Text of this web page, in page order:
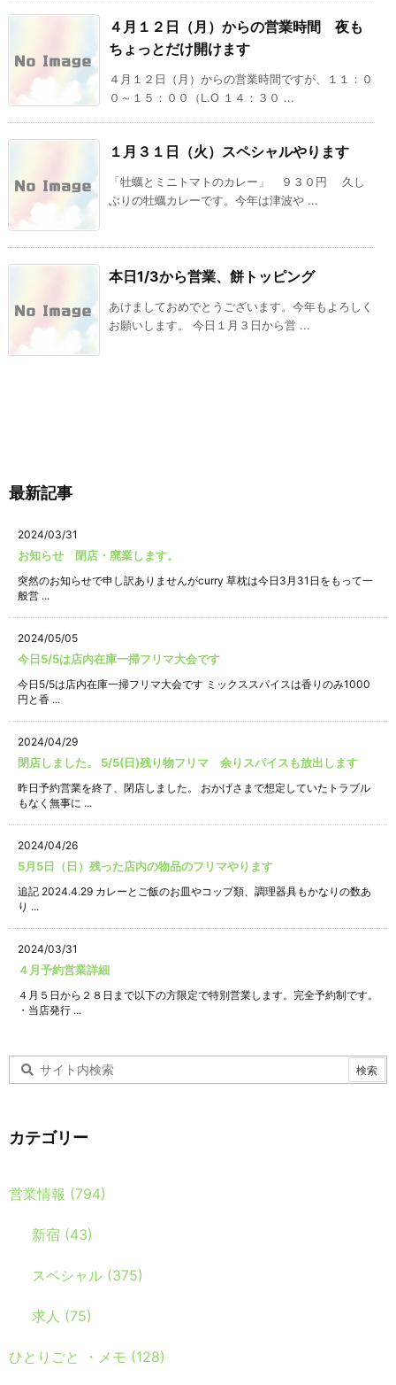
４月１２日（月）からの営業時間 夜も
ちょっとだけ開けます
４月１２日（月）からの営業時間ですが、１１：０
０～１５：００（L.O １４：３０ ...
１月３１日（火）スペシャルやります
「牡蠣とミニトマトのカレー」 ９３０円 久し
ぶりの牡蠣カレーです。今年は津波や ...
本日1/3から営業、餅トッピング
あけましておめでとうございます。今年もよろしく
お願いします。 今日１月３日から営 ...
最新記事
2024/03/31
お知らせ 閉店・廃業します。
突然のお知らせで申し訳ありませんがcurry 草枕は今日3月31日をもって一
般営 ...
2024/05/05
今日5/5は店内在庫一掃フリマ大会です
今日5/5は店内在庫一掃フリマ大会です ミックススパイスは香りのみ1000
円と香 ...
2024/04/29
閉店しました。 5/5(日)残り物フリマ 余りスパイスも放出します
昨日予約営業を終了、閉店しました。 おかげさまで想定していたトラブル
もなく無事に ...
2024/04/26
5月5日（日）残った店内の物品のフリマやります
追記 2024.4.29 カレーとご飯のお皿やコップ類、調理器具もかなりの数あ
り ...
2024/03/31
４月予約営業詳細
４月５日から２８日まで以下の方限定で特別営業します。完全予約制です。
・当店発行 ...
カテゴリー
営業情報 (794)
新宿 (43)
スペシャル (375)
求人 (75)
ひとりごと ・メモ (128)